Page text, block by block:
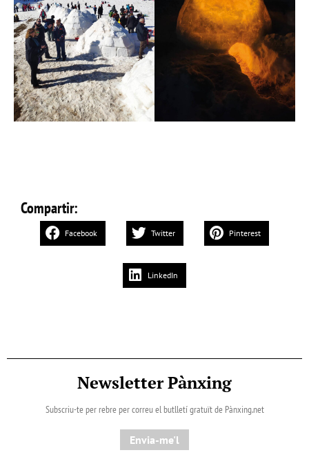
Compartir:
Facebook Twitter Pinterest
LinkedIn
Newsletter Pànxing
Subscriu-te per rebre per correu el butlletí gratuït de Pànxing.net​
Envia-me'l